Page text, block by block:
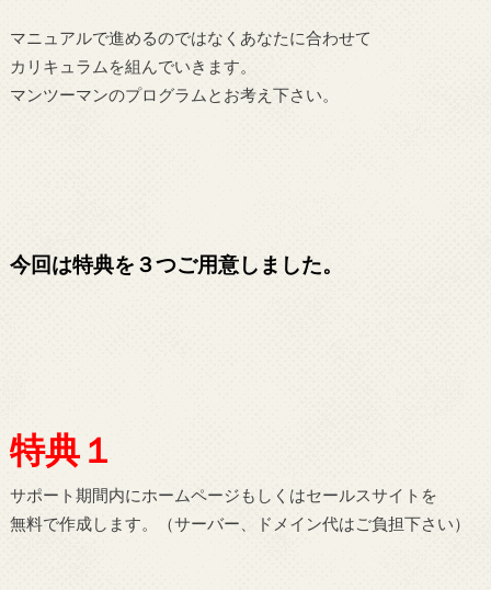
マニュアルで進めるのではなくあなたに合わせて
カリキュラムを組んでいきます。
マンツーマンのプログラムとお考え下さい。
今回は特典を３つご用意しました。
特典１
サポート期間内にホームページもしくはセールスサイトを
無料で作成します。（サーバー、ドメイン代はご負担下さい）